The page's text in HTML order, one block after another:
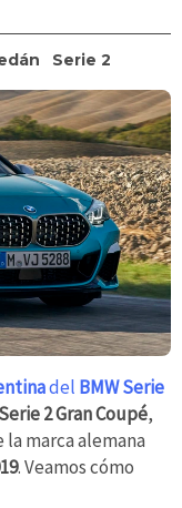
Serie 2
del BMW Serie
2 Gran Coupé,
marca alemana
. Veamos cómo